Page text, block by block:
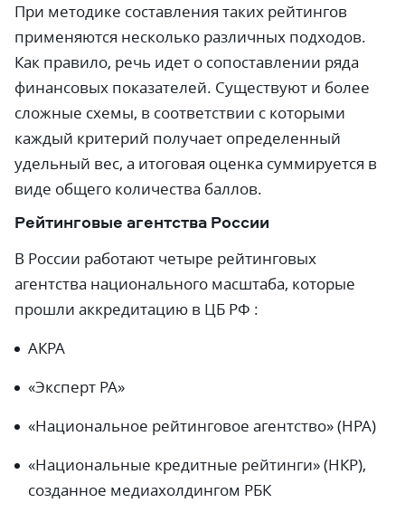
При методике составления таких рейтингов
применяются несколько различных подходов.
Как правило, речь идет о сопоставлении ряда
финансовых показателей. Существуют и более
сложные схемы, в соответствии с которыми
каждый критерий получает определенный
удельный вес, а итоговая оценка суммируется в
виде общего количества баллов.
Рейтинговые агентства России
В России работают четыре рейтинговых
агентства национального масштаба, которые
прошли аккредитацию в ЦБ РФ :
АКРА
«Эксперт РА»
«Национальное рейтинговое агентство» (НРА)
«Национальные кредитные рейтинги» (НКР),
созданное медиахолдингом РБК